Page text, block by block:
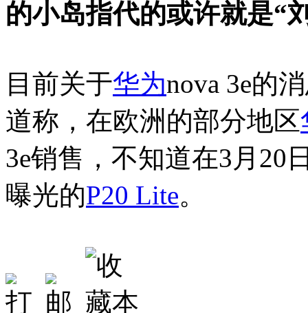
的小岛指代的或许就是“
目前关于华为nova 3e的
道称，在欧洲的部分地区
3e销售，不知道在3月20
曝光的P20 Lite。